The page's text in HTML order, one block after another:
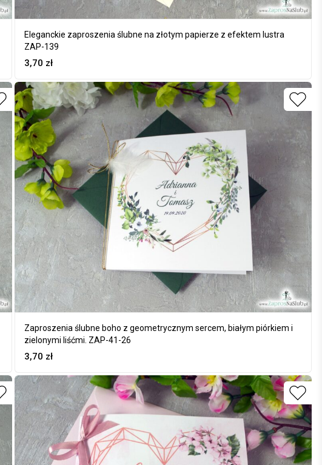
Eleganckie zaproszenia ślubne na złotym papierze z efektem lustra
ZAP-139
3,70 zł
Zaproszenia ślubne boho z geometrycznym sercem, białym piórkiem i
zielonymi liśćmi. ZAP-41-26
3,70 zł